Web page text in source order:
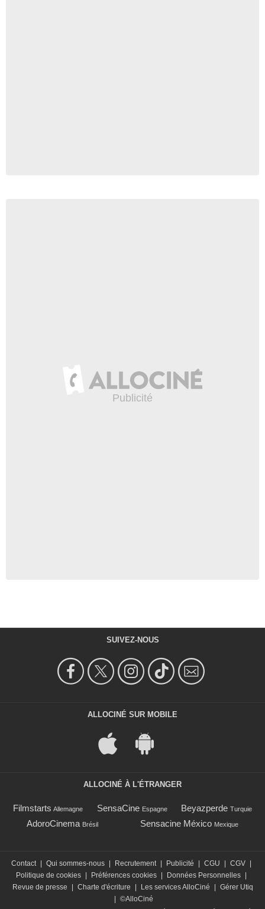
SUIVEZ-NOUS
ALLOCINÉ SUR MOBILE
ALLOCINÉ À L'ÉTRANGER
Filmstarts Allemagne SensaCine Espagne Beyazperde Turquie
AdoroCinema Brésil Sensacine México Mexique
Contact Qui sommes-nous Recrutement Publicité CGU CGV
Politique de cookies
Préférences cookies Données Personnelles
Revue de presse
Charte d'écriture Les services AlloCiné
Gérer Utiq
©AlloCiné